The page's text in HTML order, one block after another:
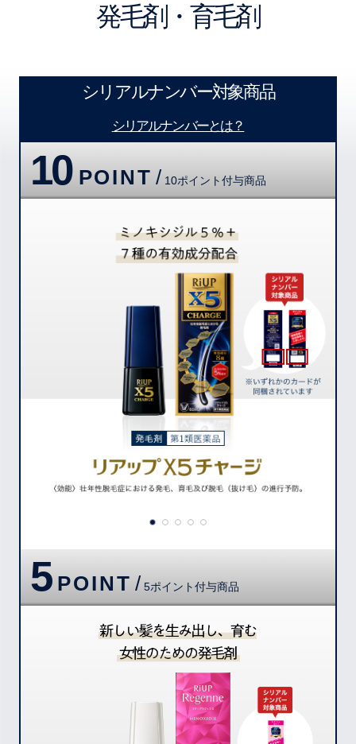
発毛剤・育毛剤
シリアルナンバー対象商品
シリアルナンバーとは？
10 POINT / 10ポイント付与商品
5 POINT / 5ポイント付与商品